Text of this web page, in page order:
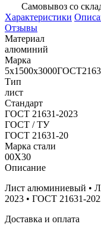
Самовывоз со
Характеристики
Отзывы
Материал
алюминий
Марка
Тип
лист
Стандарт
ГОСТ 21631-2023
ГОСТ / ТУ
ГОСТ 21631-20
Марка стали
00Х30
Описание
Лист алюминиевый •
2023 • ГОСТ 21631-
Доставка и оплата